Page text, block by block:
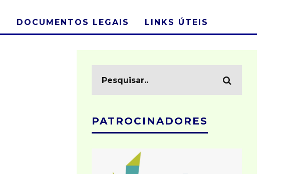
DOCUMENTOS LEGAIS LINKS ÚTEIS
PATROCINADORES